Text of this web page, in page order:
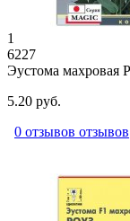
1
6227
Эустома махровая
5.20 руб.
0 отзывов отзывов